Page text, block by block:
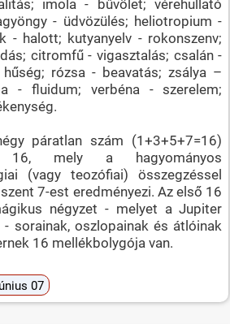
imola - bűvölet; vérehullató
- üdvözülés; heliotropium -
- halott; kutyanyelv - rokonszenv;
citromfű - vigasztalás; csalán -
rózsa - beavatás; zsálya –
- fluidum; verbéna - szerelem;
páratlan szám (1+3+5+7=16)
16, mely a hagyományos
(vagy teozófiai) összegzéssel
7-est eredményezi. Az első 16
négyzet - melyet a Jupiter
sorainak, oszlopainak és átlóinak
16 mellékbolygója van.
07